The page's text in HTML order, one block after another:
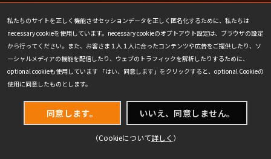
私たちのサイトを正しく機能させセッションデータを正しく匿名化するために、私たちは
necessary cookieを使用しています。necessary cookieのオプトアウト設定は、ブラウザの設定
から行ってください。また、お客さま１人１人に合ったコンテンツや広告をご提供したり、ソ
ーシャルメディアの機能を配信したり、ウェブのトラフィックを解析したりするために、
optional cookieも使用しています 「はい、同意します」をクリックすると、optional Cookieの
使用に同意したものとします。
同意します。 いいえ、同意しません。
（Cookieについて詳しく ）
ファンコンテンツ・ポリシー
個人情報の販売や共有を許可し
ない
COOKIE
プレスリリース
会社情報
お問い合わせ